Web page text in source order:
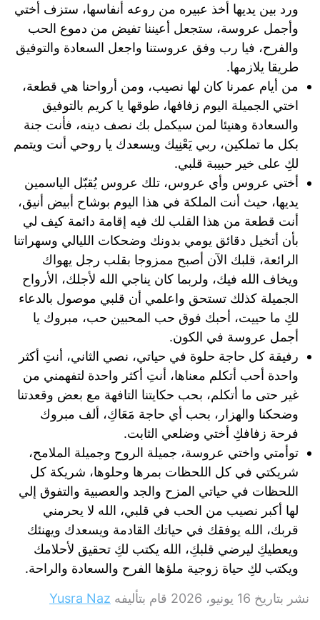
ورد بين يديها أخذ عبيره من روعه أنفاسها، ستزف أختي
وأجمل عروسة، ستجعل أعيننا تفيض من دموع الحب
والفرح، فيا رب وفق عروستنا واجعل السعادة والتوفيق
طريقا يلازمها.
من أيام عمرنا كان لها نصيب، ومن أرواحنا هي قطعة،
اختي الجميلة اليوم زفافها، طوقها يا كريم بالتوفيق
والسعادة وهنيئا لمن سيكمل بك نصف دينه، فأنت جنة
بكل ما تملكين، ربي يَعْنِيك ويسعدك يا روحي أنت ويتمم
لكِ على خير حبيبة قلبي.
أختي عروس وأي عروس، تلك عروس يُقبّل الياسمين
يديها، حيث أنت الملكة في هذا اليوم بوشاح أبيض أنيق،
أنت قطعة من هذا القلب لك فيه إقامة دائمة كيف لي
بأن أتخيل دقائق يومي بدونك وضحكات الليالي وسهراتنا
الرائعة، قلبك الآن أصبح ممزوجا بقلب رجل يهواك
ويخاف الله فيك، ولربما كان يناجي الله لأجلك، الأرواح
الجميلة كذلك تستحق واعلمي أن قلبي موصول بالدعاء
لكِ ما حييت، أحبك فوق حب المحبين حب، مبروك يا
أجمل عروسة في الكون.
رفيقة كل حاجة حلوة في حياتي، نصي الثاني، أنتِ أكثر
واحدة أحب أتكلم معناها، أنتِ أكثر واحدة لتفهمني من
غير حتى ما أتكلم، بحب حكايتنا التافهة مع بعض وقعدتنا
وضحكنا والهزار، بحب أي حاجة مَعَاكِ، ألف مبروك
فرحة زفافكِ أختي وضلعي الثابت.
توأمتي واختي عروسة، جميلة الروح وجميلة الملامح،
شريكتي في كل اللحظات بمرها وحلوها، شريكة كل
اللحظات في حياتي المزح والجد والعصبية والتفوق إلي
لها أكبر نصيب من الحب في قلبي، الله لا يحرمني
قربك، الله يوفقك في حياتك القادمة ويسعدك ويهنئك
ويعطيكِ ليرضي قلبكِ، الله يكتب لكِ تحقيق لأحلامك
ويكتب لكِ حياة زوجية ملؤها الفرح والسعادة والراحة.
نشر بتاريخ 16 يونيو، 2026 قام بتأليفه Yusra Naz